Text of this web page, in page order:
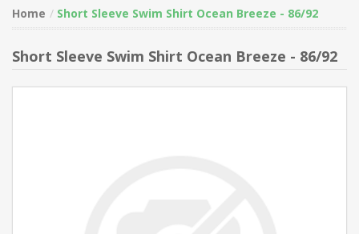
Home Short Sleeve Swim Shirt Ocean Breeze - 86/92
Short Sleeve Swim Shirt Ocean Breeze - 86/92